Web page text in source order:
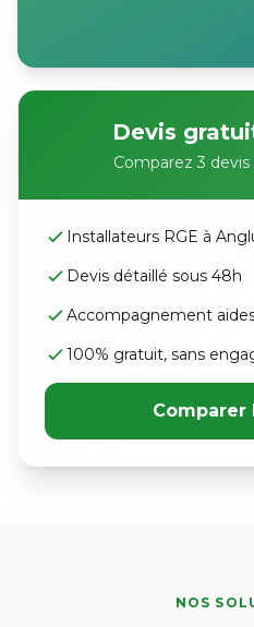
Devis
Comparez 3
Installateurs RGE à
Devis détaillé sous 48h
Accompagnement
100% gratuit, sans
Comparer
NOS